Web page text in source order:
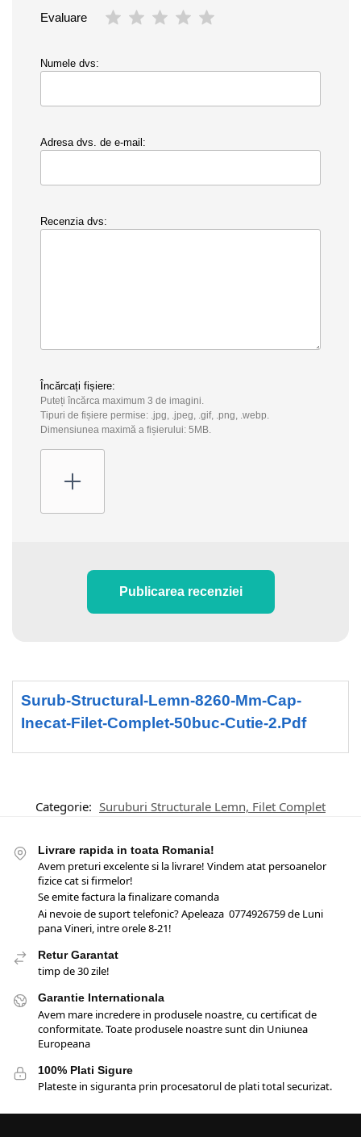
Evaluare
Numele dvs:
Adresa dvs. de e-mail:
Recenzia dvs:
Încărcați fișiere:
Puteți încărca maximum 3 de imagini.
Tipuri de fișiere permise: .jpg, .jpeg, .gif, .png, .webp.
Dimensiunea maximă a fișierului: 5MB.
Publicarea recenziei
Surub-Structural-Lemn-8260-Mm-Cap-
Inecat-Filet-Complet-50buc-Cutie-2.pdf
Categorie: Suruburi Structurale Lemn, Filet Complet
Livrare rapida in toata Romania!
Avem preturi excelente si la livrare! Vindem atat persoanelor
fizice cat si firmelor!
Se emite factura la finalizare comanda
Ai nevoie de suport telefonic? Apeleaza 0774926759 de Luni
pana Vineri, intre orele 8-21!
Retur Garantat
timp de 30 zile!
Garantie Internationala
Avem mare incredere in produsele noastre, cu certificat de
conformitate. Toate produsele noastre sunt din Uniunea
Europeana
100% Plati Sigure
Plateste in siguranta prin procesatorul de plati total securizat.